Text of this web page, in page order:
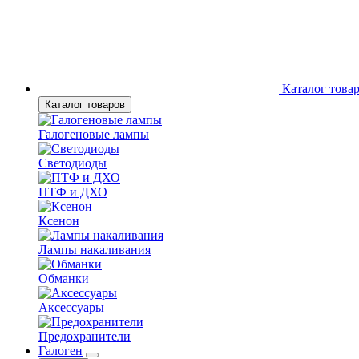
Каталог
Каталог товаров
Галогеновые лампы
Светодиоды
ПТФ и ДХО
Ксенон
Лампы накаливания
Обманки
Аксессуары
Предохранители
Галоген